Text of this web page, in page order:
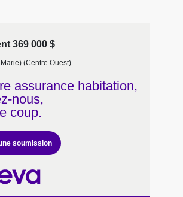
369 000 $
(Centre Ouest)
assurance habitation,
nous,
coup.
soumission